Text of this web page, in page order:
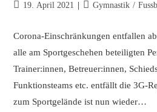
19. April 2021 Gymnastik /
Corona-Einschränkungen entfallen
alle am Sportgeschehen beteiligten
Trainer:innen, Betreuer:innen,
Funktionsteams etc. entfällt die 3G-
zum Sportgelände ist nun wieder…